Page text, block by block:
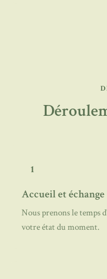
1
Accueil et échange
Nous prenons le temps
votre état du moment.